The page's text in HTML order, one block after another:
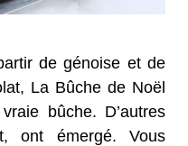
de génoise et de
La Bûche de Noël
bûche. D’autres
ont émergé. Vous